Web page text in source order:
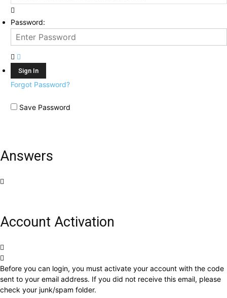
Password:
Forgot Password?
Save Password
Answers
Account Activation
Before you can login, you must activate your account with the code
sent to your email address. If you did not receive this email, please
check your junk/spam folder.